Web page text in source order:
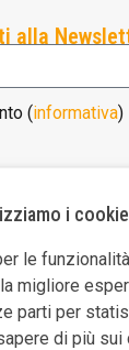
alla
(informativa)
i cookie
le
migliore
parti per
di più sui